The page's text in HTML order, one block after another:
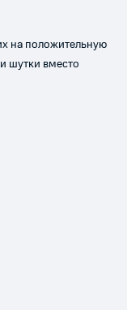
на положительную
шутки вместо